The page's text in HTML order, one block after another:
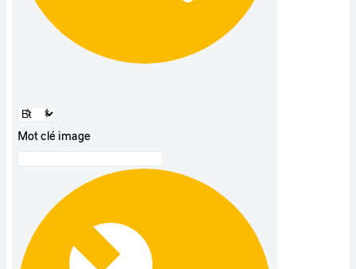
Mot clé image